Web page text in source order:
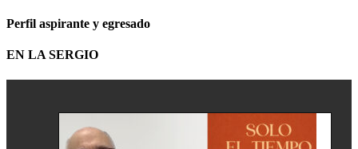
Perfil aspirante y egresado
EN LA SERGIO